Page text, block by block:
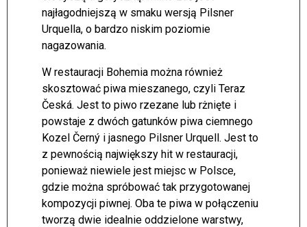
najłagodniejszą w smaku wersją Pilsner
Urquella, o bardzo niskim poziomie
nagazowania.
W restauracji Bohemia można również
skosztować piwa mieszanego, czyli Teraz
Česká. Jest to piwo rzezane lub rżnięte i
powstaje z dwóch gatunków piwa ciemnego
Kozel Černý i jasnego Pilsner Urquell. Jest to
z pewnością największy hit w restauracji,
ponieważ niewiele jest miejsc w Polsce,
gdzie można spróbować tak przygotowanej
kompozycji piwnej. Oba te piwa w połączeniu
tworzą dwie idealnie oddzielone warstwy,